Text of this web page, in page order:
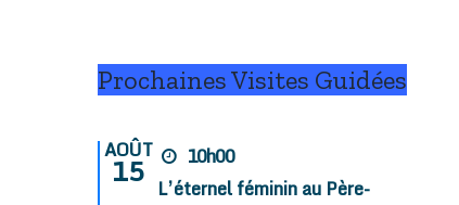
Prochaines Visites Guidées
AOÛT
15
10h00
L’éternel féminin au Père-